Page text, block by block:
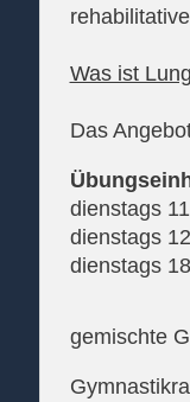
Was ist
Das
dienstags
dienstags
dienstags
gemischte